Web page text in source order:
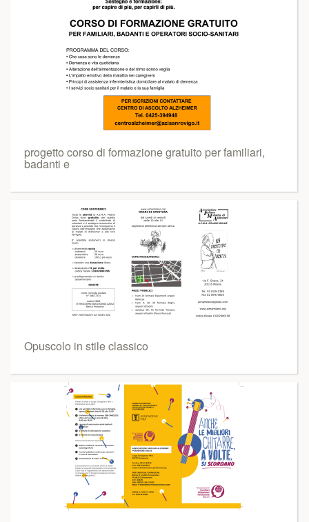
progetto corso di formazione gratuito per familiari,
badanti e
Opuscolo in stile classico